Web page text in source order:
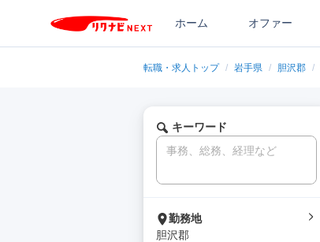
ホーム オファー
転職・求人トップ / 岩手県 / 胆沢郡 /
キーワード
勤務地
胆沢郡